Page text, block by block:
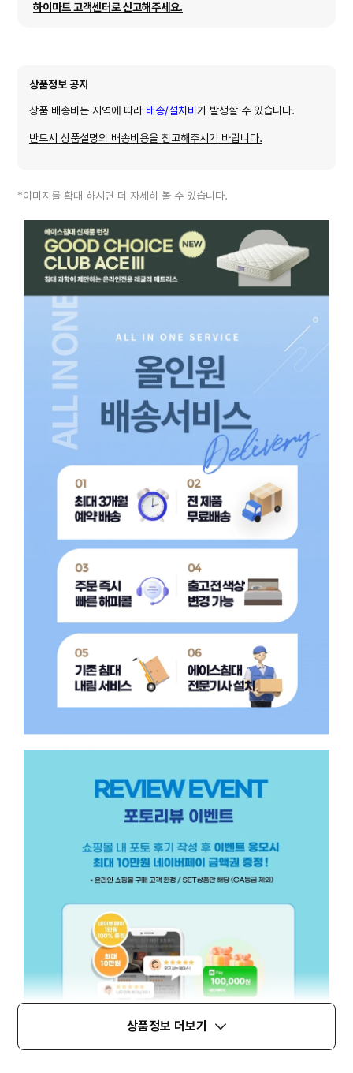
하이마트 고객센터로 신고해주세요.
상품정보 공지
상품 배송비는 지역에 따라 배송/설치비 가 발생할 수 있습니다.
반드시 상품설명의 배송비용을 참고해주시기 바랍니다.
*이미지를 확대 하시면 더 자세히 볼 수 있습니다.
상품정보 더보기